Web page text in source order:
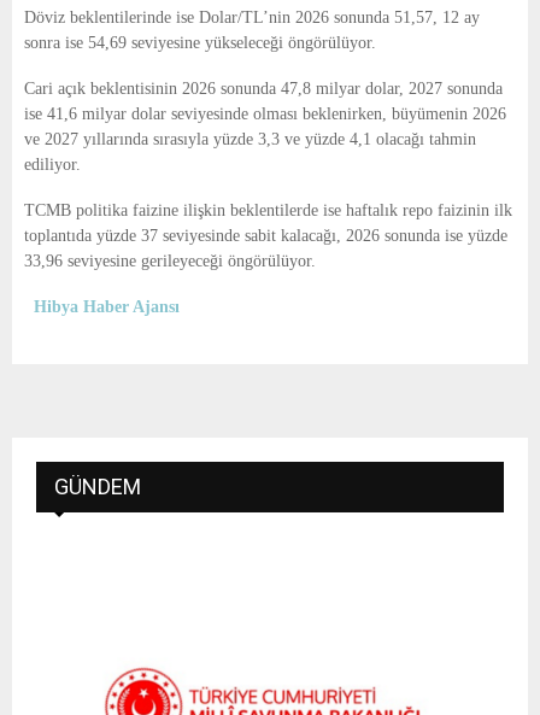
Döviz beklentilerinde ise Dolar/TL’nin 2026 sonunda 51,57, 12 ay
sonra ise 54,69 seviyesine yükseleceği öngörülüyor.
Cari açık beklentisinin 2026 sonunda 47,8 milyar dolar, 2027 sonunda
ise 41,6 milyar dolar seviyesinde olması beklenirken, büyümenin 2026
ve 2027 yıllarında sırasıyla yüzde 3,3 ve yüzde 4,1 olacağı tahmin
ediliyor.
TCMB politika faizine ilişkin beklentilerde ise haftalık repo faizinin ilk
toplantıda yüzde 37 seviyesinde sabit kalacağı, 2026 sonunda ise yüzde
33,96 seviyesine gerileyeceği öngörülüyor.
Hibya Haber Ajansı
GÜNDEM